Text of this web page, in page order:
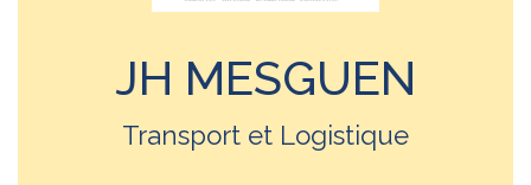
JH MESGUEN
Transport et Logistique